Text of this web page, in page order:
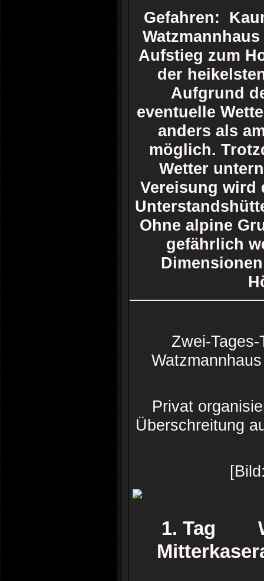
Gefahren:
Aufstieg zum
der
Aufgrund
eventuelle
anders als
möglich.
Wetter
Vereisung wird
Ohne alpine
gefährlich
Zwei-
Privat
Überschreitung
1. Tag